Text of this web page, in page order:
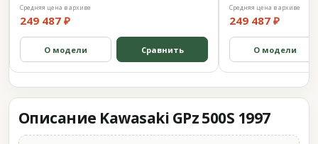
Средняя цена в архиве
249 487 ₽
О модели Сравнить
Средняя цена в архиве
249 487 ₽
О модели
Описание Kawasaki GPz 500S 1997